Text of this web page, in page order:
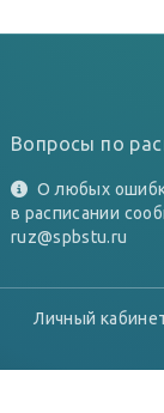
Вопросы по
О любых
в расписании
ruz@spbstu.ru
Личный